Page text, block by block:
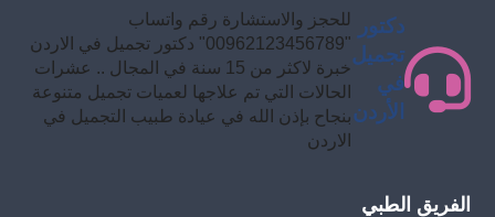
دكتور
تجميل
في
الأردن
للحجز والاستشارة رقم واتساب
"00962123456789" دكتور تجميل في الاردن
خبرة لاكثر من 15 سنة في المجال .. عشرات
الحالات التي تم علاجها لعميات تجميل متنوعة
بنجاح بإذن الله في عيادة طبيب التجميل في
الاردن
الفريق الطبي